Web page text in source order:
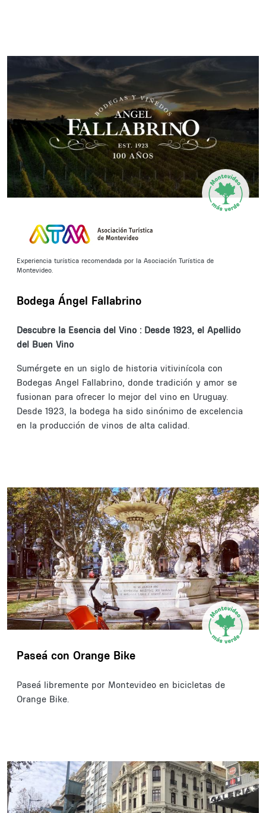
Experiencia turística recomendada por la Asociación Turística de
Montevideo.
Bodega Ángel Fallabrino
Descubre la Esencia del Vino : Desde 1923, el Apellido
del Buen Vino
Sumérgete en un siglo de historia vitivinícola con
Bodegas Angel Fallabrino, donde tradición y amor se
fusionan para ofrecer lo mejor del vino en Uruguay.
Desde 1923, la bodega ha sido sinónimo de excelencia
en la producción de vinos de alta calidad.
Paseá con Orange Bike
Paseá libremente por Montevideo en bicicletas de
Orange Bike.